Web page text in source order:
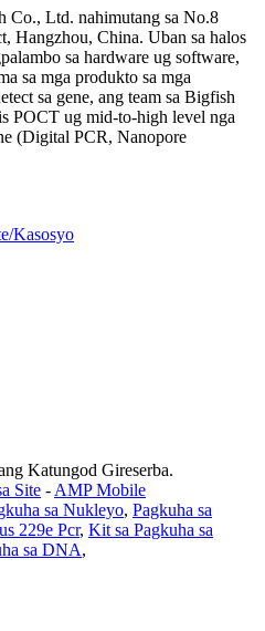
Ltd. nahimutang sa No.8
Hangzhou, China. Uban sa halos
sa hardware ug software,
sa mga produkto sa mga
sa gene, ang team sa Bigfish
POCT ug mid-to-high level nga
(Digital PCR, Nanopore
Kasosyo
Katungod Gireserba.
Site -AMP Mobile
sa Nukleyo, Pagkuha sa
229e Pcr, Kit sa Pagkuha sa
sa DNA,